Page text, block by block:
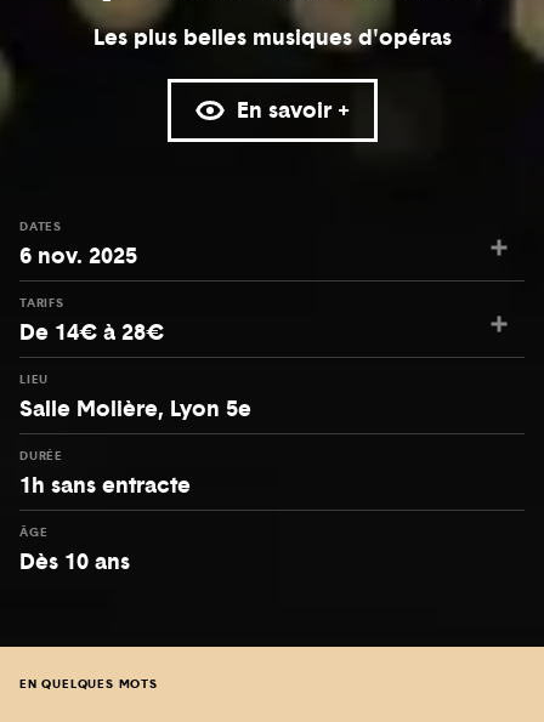
Les plus belles musiques d'opéras
En savoir +
DATES
6 nov. 2025
TARIFS
De 14€ à 28€
LIEU
Salle Molière, Lyon 5e
DURÉE
1h sans entracte
ÂGE
Dès 10 ans
EN QUELQUES MOTS